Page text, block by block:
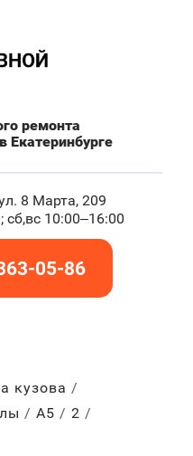
ремонта
Екатеринбурге
8 Марта, 209
сб,вс 10:00–16:00
05-86
кузова
А5
2